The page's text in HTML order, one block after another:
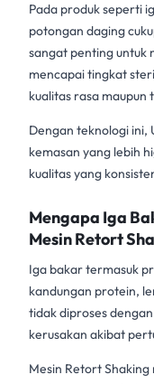
Pada produk seperti
potongan daging
sangat penting untuk
mencapai tingkat
kualitas rasa maupun
Dengan teknologi ini,
kemasan yang lebih
kualitas yang
Mengapa Iga
Mesin Retort
Iga bakar termasuk
kandungan protein,
tidak diproses
kerusakan akibat
Mesin Retort Shaking